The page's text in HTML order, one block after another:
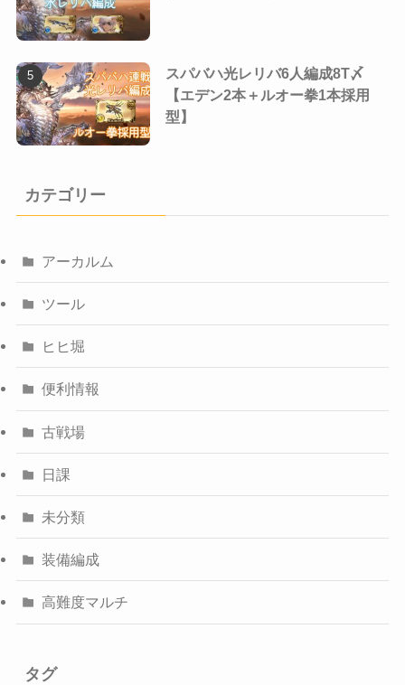
スパバハ光レリバ6人編成8T〆
【エデン2本＋ルオー拳1本採用
型】
カテゴリー
アーカルム
ツール
ヒヒ堀
便利情報
古戦場
日課
未分類
装備編成
高難度マルチ
タグ